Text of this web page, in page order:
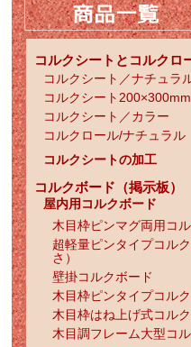
コルクシートとコルクロ
コルクシート／ナチュラ
コルクシート
コルクシート／カラー
コルクロール/ナチュラル
コルクシートの加工
コルクボード（掲示板）
屋内用コルクボード
木目枠ピンマグ両用コ
超軽量ピンタイプコル
さ）
壁掛コルクボード
木目枠ピンタイプコル
木目枠はね上げ式コル
木目調フレーム大型コ